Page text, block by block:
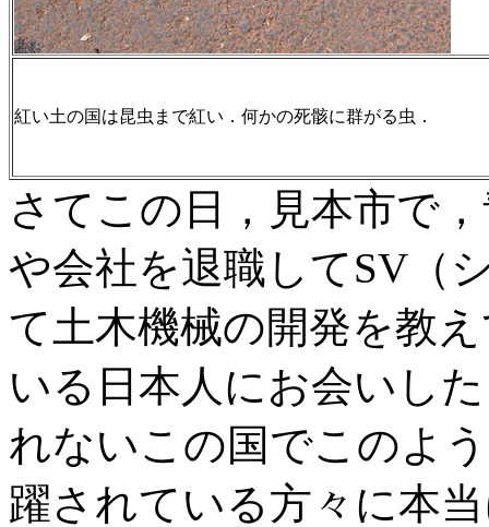
紅い土の国は昆虫まで紅い．何かの死骸に群がる虫．
さてこの日，見本市で
や会社を退職してSV（
て土木機械の開発を教
いる日本人にお会いし
れないこの国でこのよ
躍されている方々に本